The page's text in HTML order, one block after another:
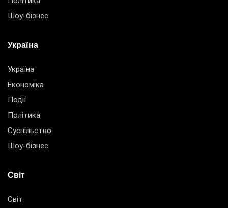
Шоу-бізнес
Україна
Україна
Економіка
Події
Політика
Суспільство
Шоу-бізнес
Світ
Світ